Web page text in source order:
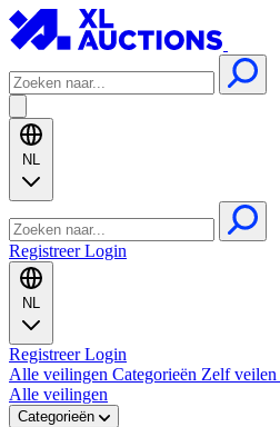
NL
RegistreerLogin
NL
RegistreerLogin
Alle veilingen Categorieën Zelf veilen
Alle veilingen
Categorieën